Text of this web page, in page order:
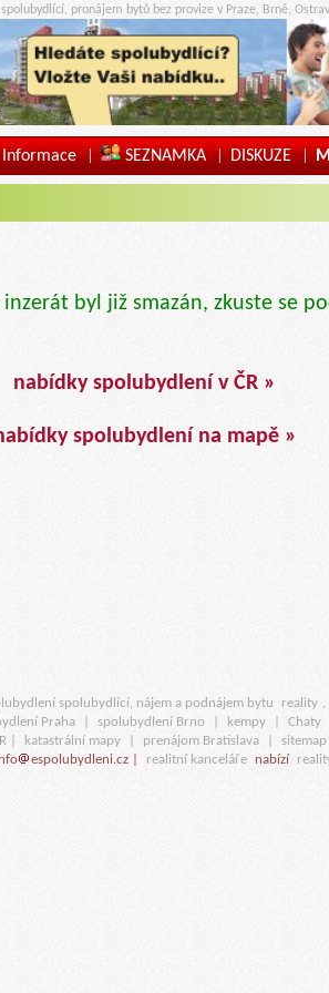
pronájem bytů bez provize v Praze, Brně,
Informace | SEZNAMKA | DISKUZE |
byl již smazán, zkuste se
nabídky spolubydlení v ČR »
spolubydlení na mapě »
spolubydlící, nájem a podnájem bytu reality
Praha spolubydlení Brno kempy Chaty
| katastrální mapy prenájom Bratislava sitemap
espolubydleni.cz | realitní kanceláře nabízí